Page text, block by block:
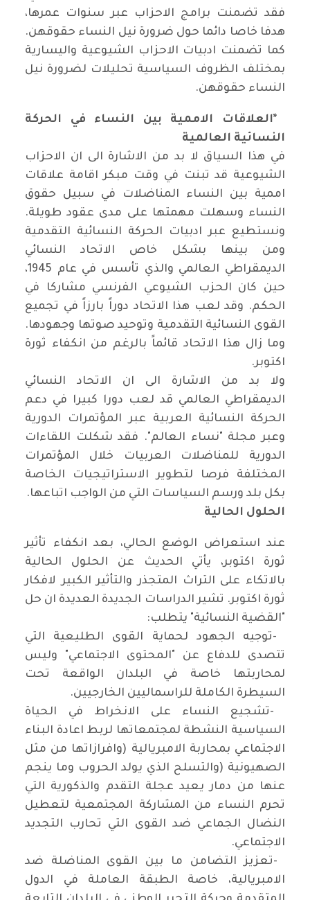
فقد تضمنت برامج الاحزاب عبر سنوات عمرها،
هدفا خاصا دائما حول ضرورة نيل النساء حقوقهن.
كما تضمنت ادبيات الاحزاب الشيوعية واليسارية
بمختلف الظروف السياسية تحليلات لضرورة نيل
النساء حقوقهن.
*العلاقات الاممية بين النساء في الحركة
النسائية العالمية
في هذا السياق لا بد من الاشارة الى ان الاحزاب
الشيوعية قد تبنت في وقت مبكر اقامة علاقات
اممية بين النساء المناضلات في سبيل حقوق
النساء وسهلت مهمتها على مدى عقود طويلة.
ونستطيع عبر ادبيات الحركة النسائية التقدمية
ومن بينها بشكل خاص الاتحاد النسائي
الديمقراطي العالمي والذي تأسس في عام 1945 ،
حين كان الحزب الشيوعي الفرنسي مشاركا في
الحكم. وقد لعب هذا الاتحاد دوراً بارزاً في تجميع
القوى النسائية التقدمية وتوحيد صوتها وجهودها.
وما زال هذا الاتحاد قائماً بالرغم من انكفاء ثورة
اكتوبر.
ولا بد من الاشارة الى ان الاتحاد النسائي
الديمقراطي العالمي قد لعب دورا كبيرا في دعم
الحركة النسائية العربية عبر المؤتمرات الدورية
وعبر مجلة
نساء العالم". فقد شكلت اللقاءات
الدورية للمناضلات العربيات خلال المؤتمرات
المختلفة فرصا لتطوير الاستراتيجيات الخاصة
بكل بلد ورسم السياسات التي من الواجب اتباعها.
الحلول الحالية
عند استعراض الوضع الحالي، بعد انكفاء تأثير
ثورة اكتوبر، يأتي الحديث عن الحلول الحالية
بالاتكاء على التراث المتجذر والتأثير الكبير لافكار
ثورة اكتوبر. تشير الدراسات الجديدة العديدة ان حل
"القضية النسائية" يتطلب:
-توجيه الجهود لحماية القوى الطليعية التي
تتصدى للدفاع عن "المحتوى الاجتماعي" وليس
لمحاربتها خاصة في البلدان الواقعة تحت
السيطرة الكاملة للراسماليين الخارجيين.
-تشجيع النساء على الانخراط في الحياة
السياسية النشطة لمجتمعاتها لربط اعادة البناء
الاجتماعي بمحاربة الامبريالية (وافرازاتها من مثل
الصهيونية )والتسلح الذي يولد الحروب وما ينجم
عنها من دمار يعيد عجلة التقدم والذكورية التي
تحرم النساء من المشاركة المجتمعية لتعطيل
النضال الجماعي ضد القوى التي تحارب التجديد
الاجتماعي.
-تعزيز التضامن ما بين القوى المناضلة ضد
الامبريالية، خاصة الطبقة العاملة في الدول